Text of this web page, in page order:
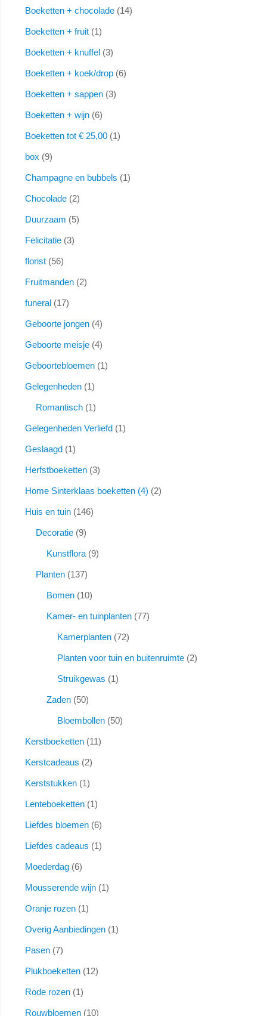
Boeketten + chocolade 14
Boeketten + fruit 1
Boeketten + knuffel 3
Boeketten + koek/drop 6
Boeketten + sappen 3
Boeketten + wijn 6
Boeketten tot € 25,00 1
box 9
Champagne en bubbels 1
Chocolade 2
Duurzaam 5
Felicitatie 3
florist 56
Fruitmanden 2
funeral 17
Geboorte jongen 4
Geboorte meisje 4
Geboortebloemen 1
Gelegenheden 1
Romantisch 1
Gelegenheden Verliefd 1
Geslaagd 1
Herfstboeketten 3
Home Sinterklaas boeketten (4) 2
Huis en tuin 146
Decoratie 9
Kunstflora 9
Planten 137
Bomen 10
Kamer- en tuinplanten 77
Kamerplanten 72
Planten voor tuin en buitenruimte 2
Struikgewas 1
Zaden 50
Bloembollen 50
Kerstboeketten 11
Kerstcadeaus 2
Kerststukken 1
Lenteboeketten 1
Liefdes bloemen 6
Liefdes cadeaus 1
Moederdag 6
Mousserende wijn 1
Oranje rozen 1
Overig Aanbiedingen 1
Pasen 7
Plukboeketten 12
Rode rozen 1
Rouwbloemen 10